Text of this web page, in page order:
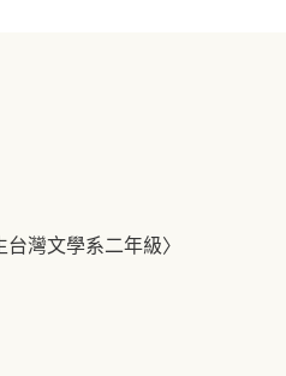
灣文學系二年級〉